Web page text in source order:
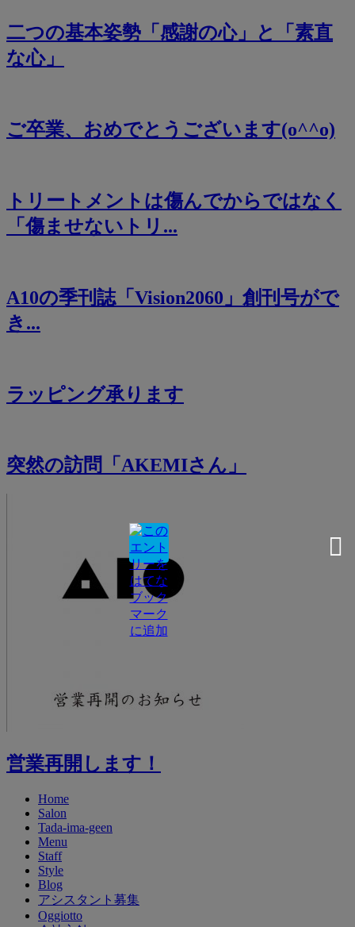
二つの基本姿勢「感謝の心」と「素直
な心」
ご卒業、おめでとうございます(o^^o)
トリートメントは傷んでからではなく
「傷ませないトリ...
A10の季刊誌「Vision2060」創刊号がで
き...
ラッピング承ります
突然の訪問「AKEMIさん」
営業再開します！
Home
Salon
Tada-ima-geen
Menu
Staff
Style
Blog
アシスタント募集
Oggiotto